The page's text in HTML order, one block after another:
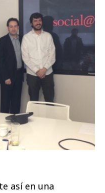
así en una